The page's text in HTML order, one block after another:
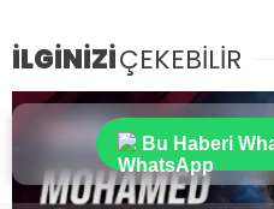
İLGİNİZİÇEKEBİLİR
Bu Haberi